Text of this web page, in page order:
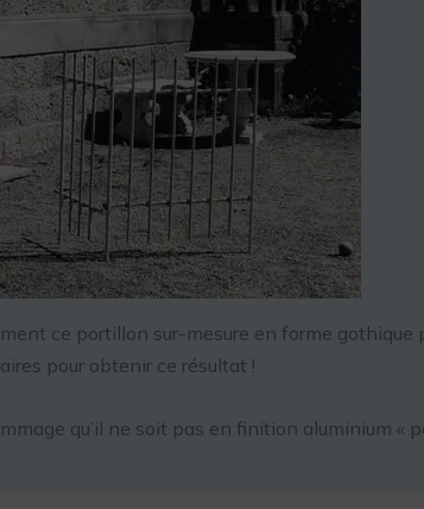
ce portillon sur-mesure en forme gothique
pour obtenir ce résultat !
qu’il ne soit pas en finition aluminium «